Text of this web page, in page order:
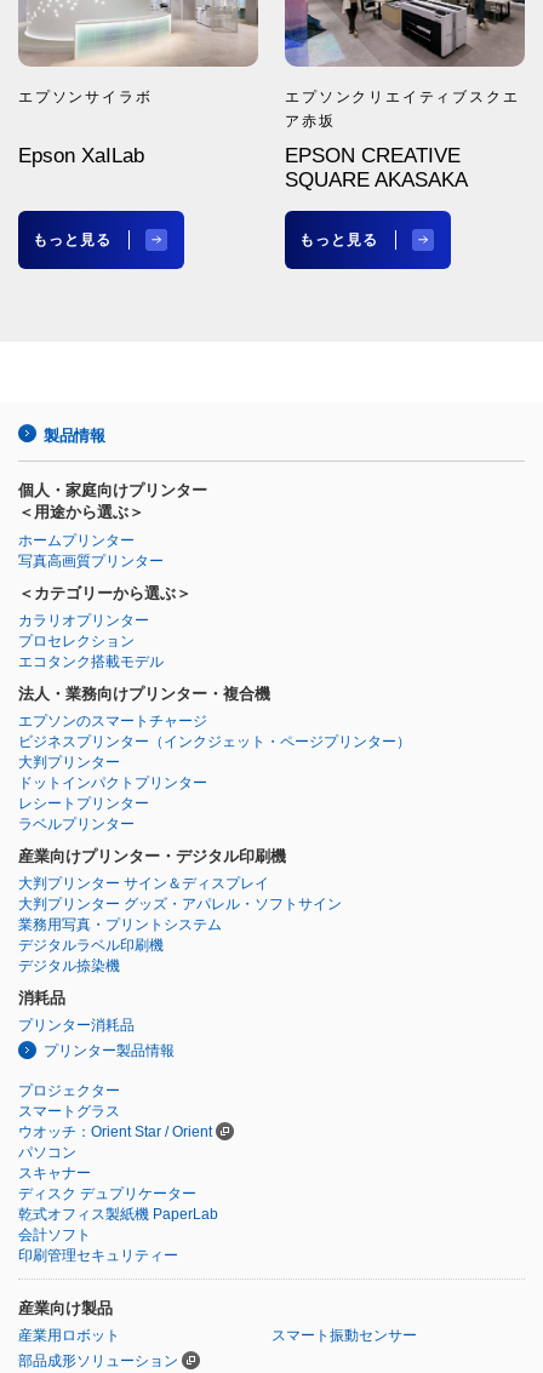
エプソンサイラボ
Epson XaILab
もっと見る
エプソンクリエイティブスクエ
ア赤坂
EPSON CREATIVE
SQUARE AKASAKA
もっと見る
製品情報
個人・家庭向けプリンター
＜用途から選ぶ＞
ホームプリンター
写真高画質プリンター
＜カテゴリーから選ぶ＞
カラリオプリンター
プロセレクション
エコタンク搭載モデル
法人・業務向けプリンター・複合機
エプソンのスマートチャージ
ビジネスプリンター （インクジェット・ページプリンター）
大判プリンター
ドットインパクトプリンター
レシートプリンター
ラベルプリンター
産業向けプリンター・デジタル印刷機
大判プリンター サイン＆ディスプレイ
大判プリンター グッズ・アパレル・ソフトサイン
業務用写真・プリントシステム
デジタルラベル印刷機
デジタル捺染機
消耗品
プリンター消耗品
プリンター製品情報
プロジェクター
スマートグラス
ウオッチ：Orient Star / Orient
パソコン
スキャナー
ディスク デュプリケーター
乾式オフィス製紙機 PaperLab
会計ソフト
印刷管理セキュリティー
産業向け製品
産業用ロボット
スマート振動センサー
部品成形ソリューション